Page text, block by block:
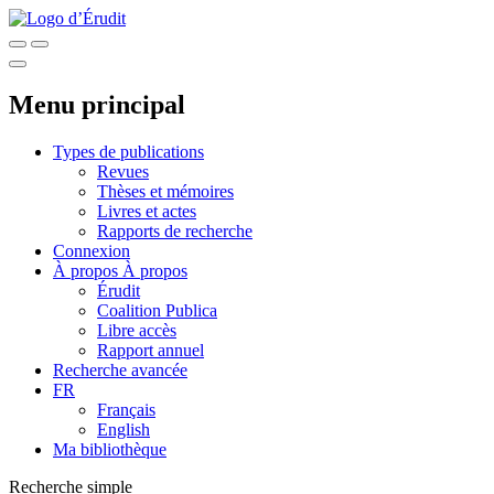
Menu principal
Types de publications
Revues
Thèses et mémoires
Livres et actes
Rapports de recherche
Connexion
À propos À propos
Érudit
Coalition Publica
Libre accès
Rapport annuel
Recherche avancée
FR
Français
English
Ma bibliothèque
Recherche simple